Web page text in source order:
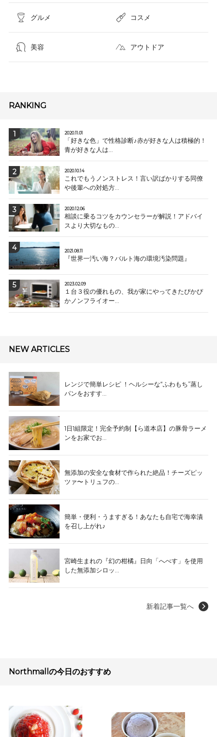
グルメ コスメ​
美容 アウトドア
RANKING
2020.11.01
「好きな色」で性格診断♪赤が好きな人は積極的！
青が好きな人は...
2020.10.14
これでもうノンストレス！言い訳ばかりする同僚
や後輩への対処方...
2020.12.06
相談に乗るコツをカウンセラーが解説！アドバイ
スより大切なもの...
2021.08.11
『世界一汚い海？バルト海の環境汚染問題』
2023.02.09
１台３役の優れもの、我が家にやってきたぴかぴ
かノンフライオー...
NEW ARTICLES
レンジで簡単レシピ ！ヘルシーな“ふわもち”蒸し
パンをおすす...
1日1組限定！完全予約制【ら道本店】の豚骨ラーメ
ンをお家でお...
無添加の安全な食材で作られた絶品！チーズピッ
ツァ〜トリュフの...
簡単・便利・うますぎる！あなたも自宅で海幸漬
を召し上がれ♪
宮崎生まれの『幻の柑橘』日向「へべす」を使用
した無添加シロッ...
新着記事一覧へ
Northmallの今日のおすすめ